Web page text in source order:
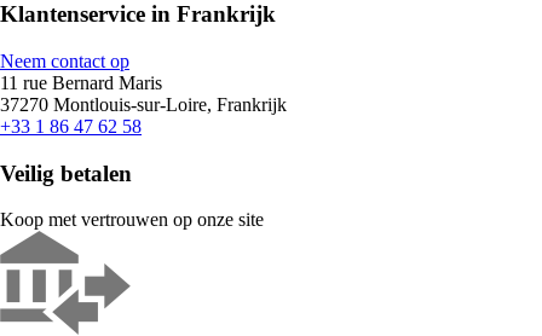
Klantenservice in Frankrijk
Neem contact op
11 rue Bernard Maris
37270 Montlouis-sur-Loire, Frankrijk
+33 1 86 47 62 58
Veilig betalen
Koop met vertrouwen op onze site